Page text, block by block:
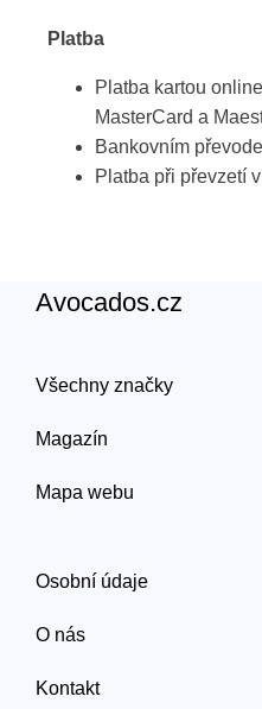
Platba
Platba kartou
MasterCard a
Bankovním
Platba při převzetí
Avocados.cz
Všechny značky
Magazín
Mapa webu
Osobní údaje
O nás
Kontakt